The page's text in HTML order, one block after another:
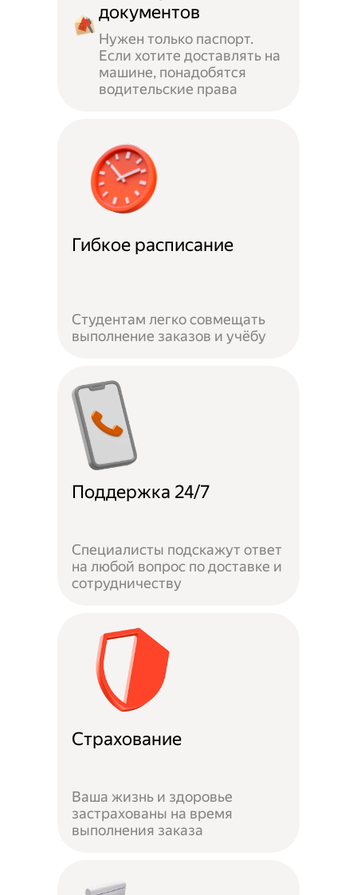
документов
Нужен только паспорт.
Если хотите доставлять на
машине, понадобятся
водительские права
Гибкое расписание
Студентам легко совмещать
выполнение заказов и учёбу
Поддержка 24/7
Специалисты подскажут ответ
на любой вопрос по доставке и
сотрудничеству
Страхование
Ваша жизнь и здоровье
застрахованы на время
выполнения заказа